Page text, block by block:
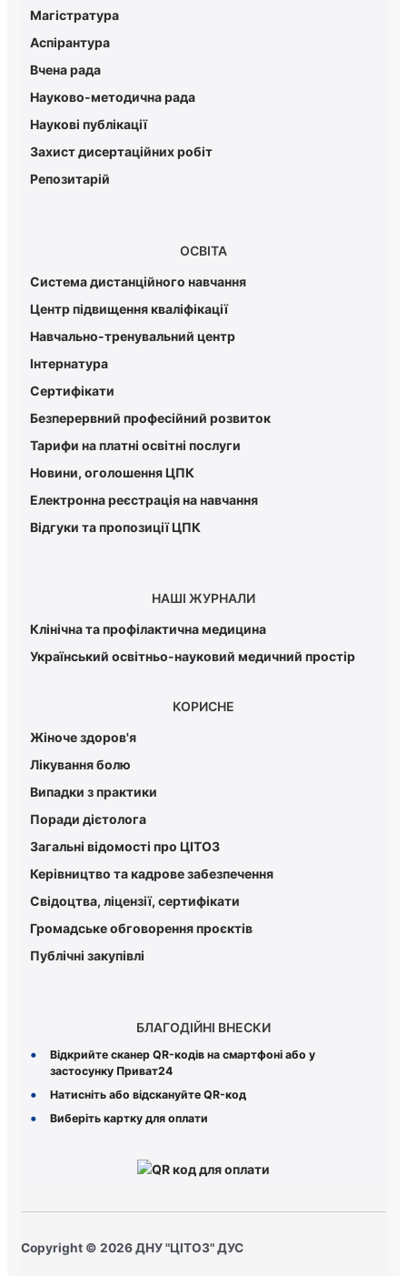
Магістратура
Аспірантура
Вчена рада
Науково-методична рада
Наукові публікації
Захист дисертаційних робіт
Репозитарій
ОСВІТА
Система дистанційного навчання
Центр підвищення кваліфікації
Навчально-тренувальний центр
Інтернатура
Сертифікати
Безперервний професійний розвиток
Тарифи на платні освітні послуги
Новини, оголошення ЦПК
Електронна реєстрація на навчання
Відгуки та пропозиції ЦПК
НАШІ ЖУРНАЛИ
Клінічна та профілактична медицина
Український освітньо-науковий медичний простір
КОРИСНЕ
Жіноче здоров'я
Лікування болю
Випадки з практики
Поради дієтолога
Загальні відомості про ЦІТОЗ
Керiвництво та кадрове забезпечення
Свідоцтва, ліцензії, сертифікати
Громадське обговорення проєктів
Публічні закупівлі
БЛАГОДІЙНІ ВНЕСКИ
Відкрийте сканер QR-кодів на смартфоні або у
застосунку Приват24
Натисніть або відскануйте QR-код
Виберіть картку для оплати
Copyright © 2026 ДНУ "ЦІТОЗ" ДУС